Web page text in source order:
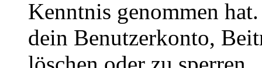
Kenntnis genommen
dein Benutzerkonto,